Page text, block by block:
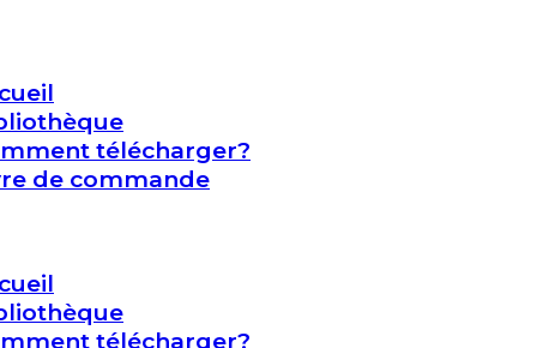
télécharger?
de commande
télécharger?